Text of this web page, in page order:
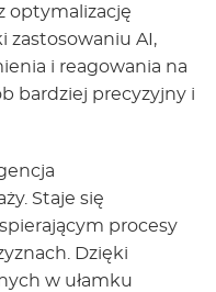
optymalizację
zastosowaniu AI,
i reagowania na
bardziej precyzyjny i
Staje się
procesy
Dzięki
w ułamku